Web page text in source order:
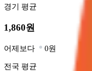
경기 평균
1,860원
어제보다 0원
전국 평균